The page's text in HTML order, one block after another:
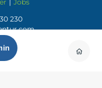
| Jobs
230